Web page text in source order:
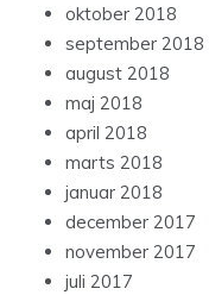
oktober 2018
september 2018
august 2018
maj 2018
april 2018
marts 2018
januar 2018
december 2017
november 2017
juli 2017